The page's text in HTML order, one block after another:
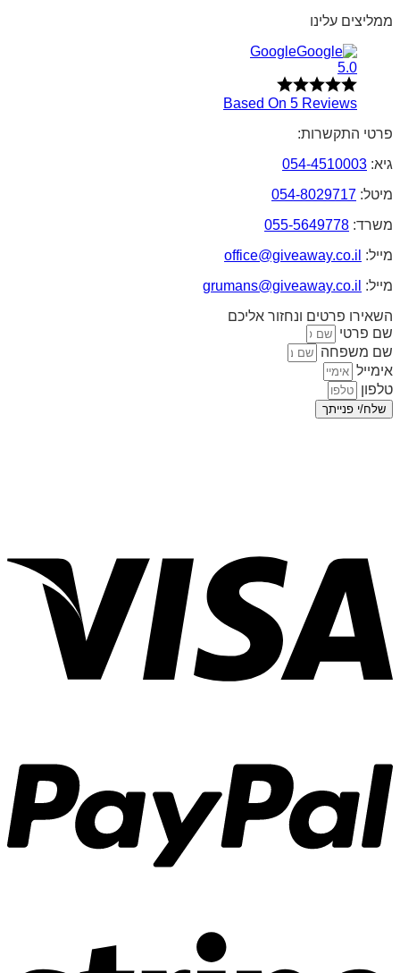
ממליצים עלינו
Google
5.0
Based On 5 Reviews
פרטי התקשרות:
גיא: 054-4510003
מיטל: 054-8029717
משרד: 055-5649778
מייל: office@giveaway.co.il
מייל: grumans@giveaway.co.il
השאירו פרטים ונחזור אליכם
שם פרטי
שם משפחה
אימייל
טלפון
שלח/י פנייתך